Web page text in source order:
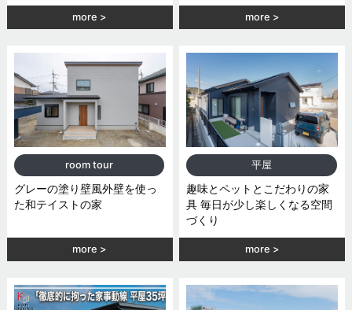
more more
room tour
グレーの塗り壁風外壁を使っ
た和テイストの家
more
平屋
趣味とペットとこだわりの家
具 毎日が少し楽しくなる空間
づくり
more